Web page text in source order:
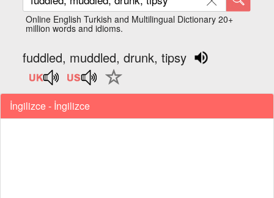
Online English Turkish and Multilingual Dictionary 20+
million words and idioms.
fuddled, muddled, drunk, tipsy
İngilizce - İngilizce